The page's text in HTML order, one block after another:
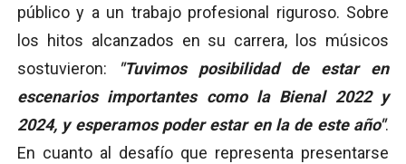
público y a un trabajo profesional riguroso. Sobre
los hitos alcanzados en su carrera, los músicos
sostuvieron:
"Tuvimos posibilidad de estar en
escenarios importantes como la Bienal 2022 y
2024, y esperamos poder estar en la de este año".
En cuanto al desafío que representa presentarse